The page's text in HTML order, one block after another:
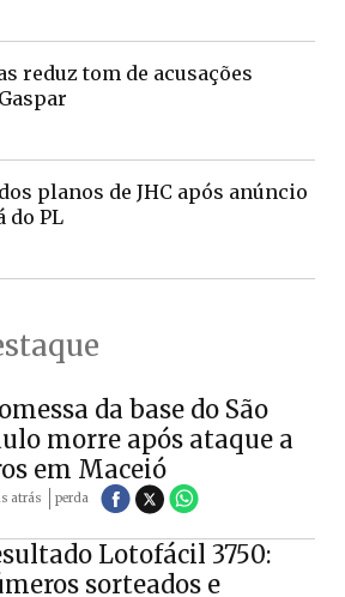
reduz tom de acusações
planos de JHC após anúncio
do PL
da base do São
morre após ataque a
em Maceió
atrás perda
Lotofácil 3750:
sorteados e